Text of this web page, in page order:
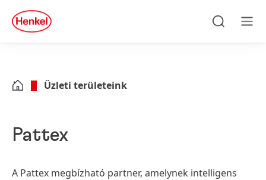
Skip to footer
quick
search
Üzleti területeink
Pattex
A Pattex megbízható partner, amelynek intelligens